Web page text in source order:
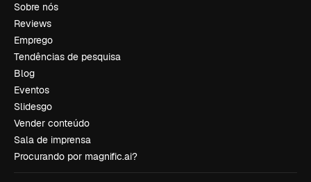
Sobre nós
Reviews
Emprego
Tendências de pesquisa
Blog
Eventos
Slidesgo
Vender conteúdo
Sala de imprensa
Procurando por magnific.ai?